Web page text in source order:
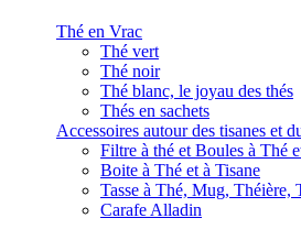
Thé en Vrac
Thé vert
Thé noir
Thé blanc, le joyau des thés
Thés en sachets
Accessoires autour des tisanes et
Filtre à thé et Boules à Thé
Boite à Thé et à Tisane
Tasse à Thé, Mug, Théière,
Carafe Alladin